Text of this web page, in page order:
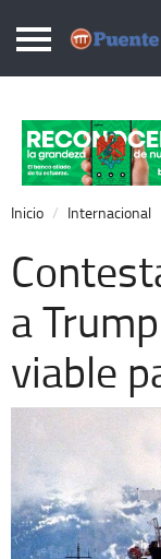
Puentelibre.mx
Local
Nacional
Opinión
Cronos
Economía
Espectáculos
Inicio Internacional
a
viable